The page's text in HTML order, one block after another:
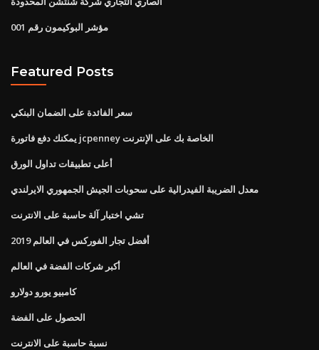
مؤشر البوكيمون رقم 001
Featured Posts
سعر الفائدة على الضمان البنكي
يمكنك دفع فاتورة jcpenney الخاصة بك على الإنترنت
أعلى تطبيقات تداول الورق
معدل الضريبة الفيدرالية على سحوبات الجيش الجمهوري الايرلندي
تشي اختبار آلة حاسبة على الانترنت
أفضل تجار الفوركس في العالم 2019
أكبر شركات الفضة في العالم
كامبيو يورو دولارو
الحصول على الفضة
نسبة حاسبة على الانترنت